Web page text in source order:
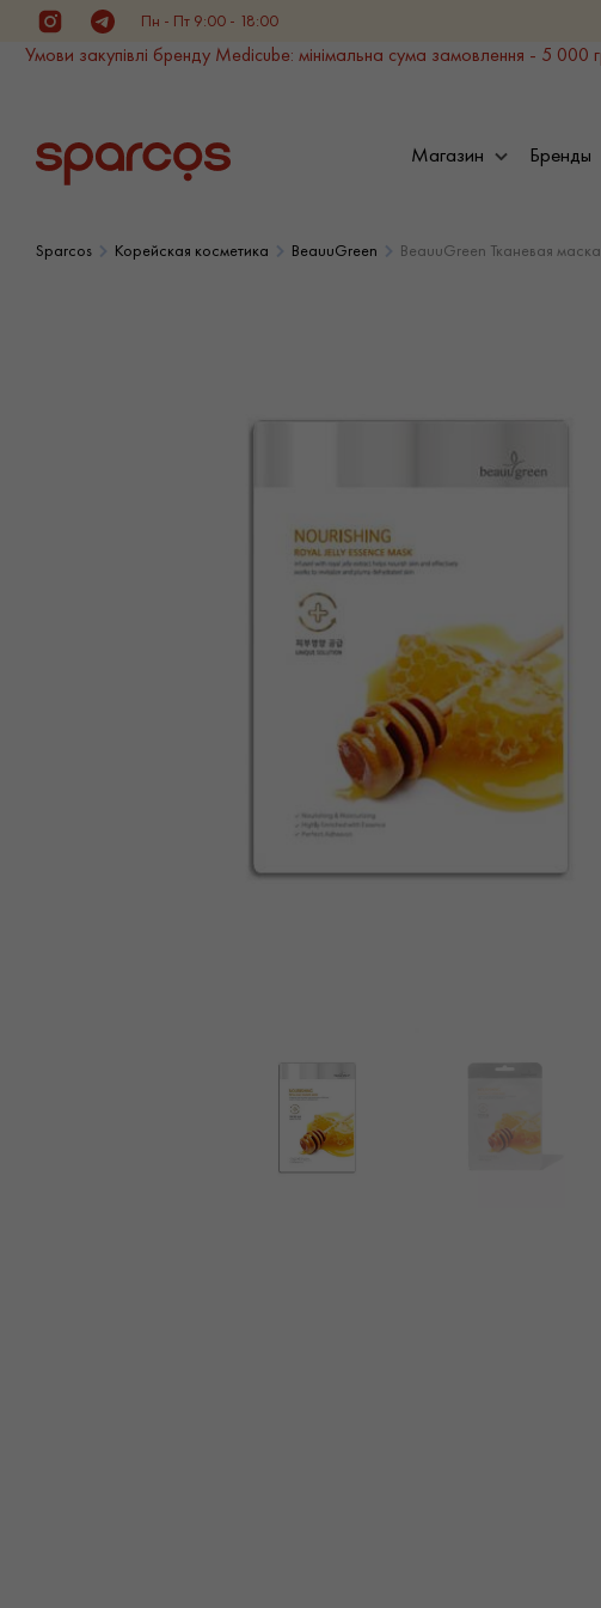
InstagramTelegramПн - Пт 9:00 - 18:00
Умови закупівлі бренду Medicube: мінімальна сума замовлення - 5 000
Магазин Бренды
Sparcos Корейская косметика BeauuGreen BeauuGreen Тканевая